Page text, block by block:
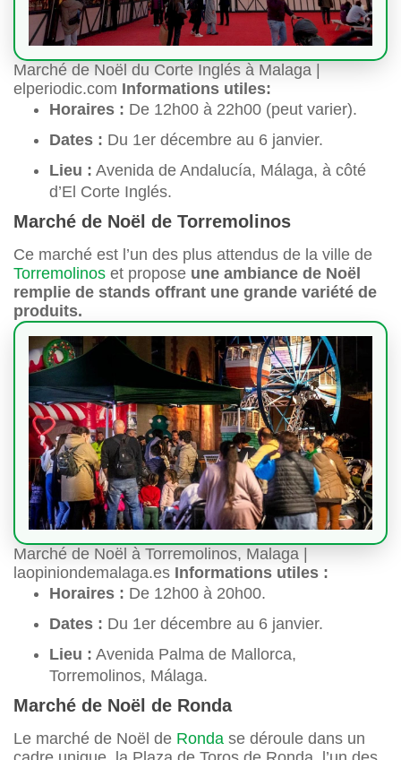
Marché de Noël du Corte Inglés à Malaga |
elperiodic.com Informations utiles:
Horaires : De 12h00 à 22h00 (peut varier).
Dates : Du 1er décembre au 6 janvier.
Lieu : Avenida de Andalucía, Málaga, à côté
d’El Corte Inglés.
Marché de Noël de Torremolinos
Ce marché est l’un des plus attendus de la ville de
Torremolinos et propose une ambiance de Noël
remplie de stands offrant une grande variété de
produits.
Marché de Noël à Torremolinos, Malaga |
laopiniondemalaga.es Informations utiles :
Horaires : De 12h00 à 20h00.
Dates : Du 1er décembre au 6 janvier.
Lieu : Avenida Palma de Mallorca,
Torremolinos, Málaga.
Marché de Noël de Ronda
Le marché de Noël de Ronda se déroule dans un